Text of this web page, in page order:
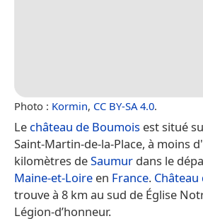
Photo : Kormin, CC BY-SA 4.0.
Le château de Boumois est situé
Saint-Martin-de-la-Place, à moins
kilomètres deSaumur dans le
Maine-et-Loire en France.
trouve à 8 km au sud de Église
Légion-d’honneur.